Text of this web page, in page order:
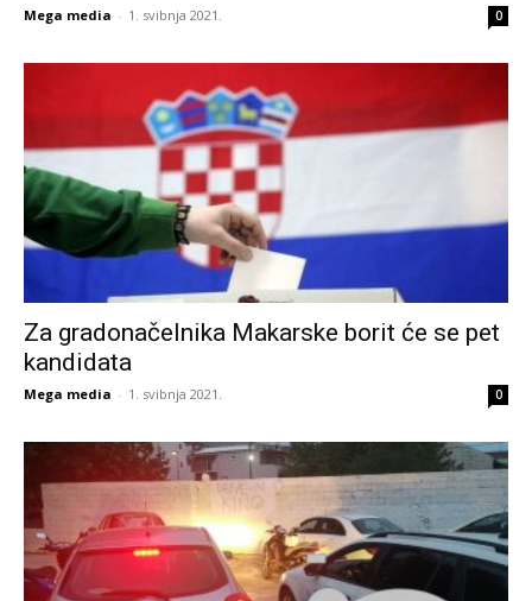
Mega media - 1. svibnja 2021. 0
Za gradonačelnika Makarske borit će se pet
kandidata
Mega media - 1. svibnja 2021. 0